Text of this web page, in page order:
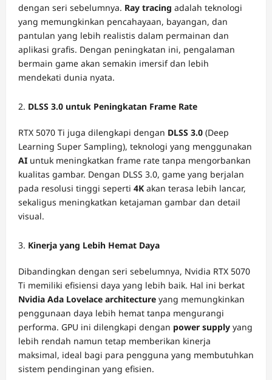
dengan seri sebelumnya. Ray tracing adalah teknologi
yang memungkinkan pencahayaan, bayangan, dan
pantulan yang lebih realistis dalam permainan dan
aplikasi grafis. Dengan peningkatan ini, pengalaman
bermain game akan semakin imersif dan lebih
mendekati dunia nyata.
DLSS 3.0 untuk Peningkatan Frame Rate
RTX 5070 Ti juga dilengkapi dengan DLSS 3.0 (Deep
Learning Super Sampling), teknologi yang menggunakan
AI untuk meningkatkan frame rate tanpa mengorbankan
kualitas gambar. Dengan DLSS 3.0, game yang berjalan
pada resolusi tinggi seperti 4K akan terasa lebih lancar,
sekaligus meningkatkan ketajaman gambar dan detail
visual.
Kinerja yang Lebih Hemat Daya
Dibandingkan dengan seri sebelumnya, Nvidia RTX 5070
Ti memiliki efisiensi daya yang lebih baik. Hal ini berkat
Nvidia Ada Lovelace architecture yang memungkinkan
penggunaan daya lebih hemat tanpa mengurangi
performa. GPU ini dilengkapi dengan power supply yang
lebih rendah namun tetap memberikan kinerja
maksimal, ideal bagi para pengguna yang membutuhkan
sistem pendinginan yang efisien.